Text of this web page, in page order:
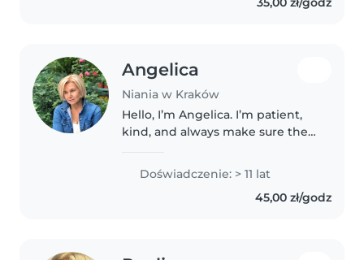
Mogę zaoferować Państwu
Angelica
Niania w Kraków
Hello, I’m Angelica. I’m patient,
kind, and always make sure the
enjoy keeping them busy with
with homework whenever..
Doświadczenie: > 11 lat
45,00 zł/godz